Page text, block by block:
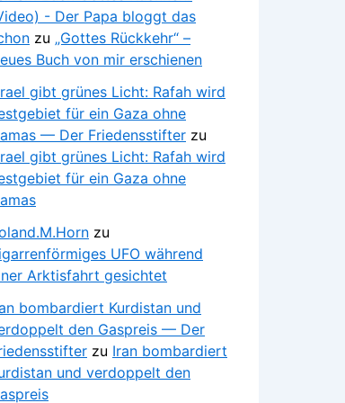
- Der Papa bloggt das
zu „Gottes Rückkehr“ –
Buch von mir erschienen
gibt grünes Licht: Rafah wird
für ein Gaza ohne
— Der Friedensstifter zu
gibt grünes Licht: Rafah wird
für ein Gaza ohne
zu
UFO während
Arktisfahrt gesichtet
bombardiert Kurdistan und
den Gaspreis — Der
zu Iran bombardiert
und verdoppelt den